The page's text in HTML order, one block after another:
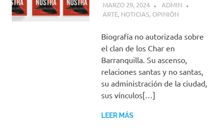
MARZO 29, 2024
ADMIN
ARTE, NOTICIAS, OPINIÓN
Biografía no autorizada sobre
el clan de los Char en
Barranquilla. Su ascenso,
relaciones santas y no santas,
su administración de la ciudad,
sus vínculos[…]
LEER MÁS